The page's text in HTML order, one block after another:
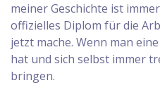
meiner Geschichte ist
offizielles Diplom für die
jetzt mache. Wenn man
hat und sich selbst immer
bringen.